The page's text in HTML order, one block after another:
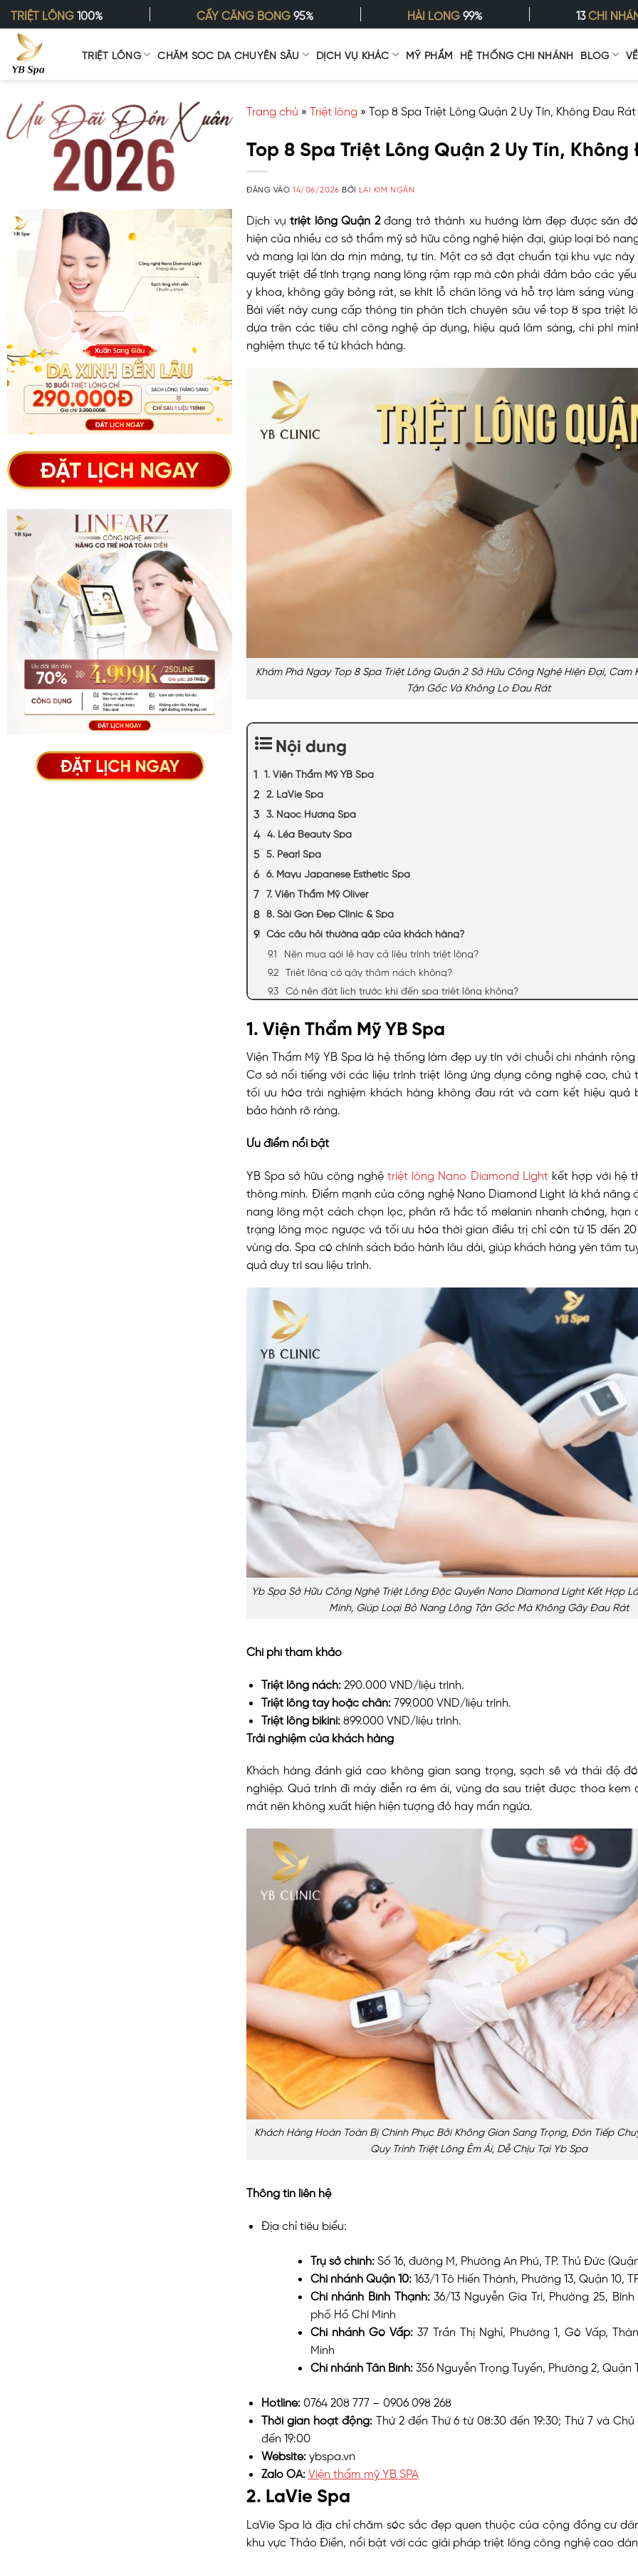
dung
TRIỆT LÔNG 100% CẤY CĂNG BÓNG 95% HÀI LÒNG99% 13CHI
TRIỆT LÔNG CHĂM SÓC DA CHUYÊN SÂU DỊCH VỤ KHÁC MỸ PHẨM HỆ THỐNG CHI NHÁNH BLOG
Trang chủ » Triệt lông » Top 8 Spa Triệt Lông Quận 2 Uy Tín, Không Đau Rát
Top 8 Spa Triệt Lông Quận 2 Uy Tín,
ĐĂNG VÀO14/06/2026 BỞI LAI KIM NGÂN
Dịch vụ triệt lông Quận 2đang trở thành xu hướng làm đẹp được săn
hiện của nhiều cơ sở thẩm mỹ sở hữu công nghệ hiện đại, giúp loại bỏ
và mang lại làn da mịn màng, tự tin. Một cơ sở đạt chuẩn tại khu vực này
quyết triệt để tình trạng nang lông rậm rạp mà còn phải đảm bảo các
y khoa, không gây bỏng rát, se khít lỗ chân lông và hỗ trợ làm sáng vùng
Bài viết này cung cấp thông tin phân tích chuyên sâu về top 8 spa triệt
dựa trên các tiêu chí công nghệ áp dụng, hiệu quả lâm sàng, chi phí
nghiệm thực tế từ khách hàng.
Khám Phá Ngay Top 8 Spa Triệt Lông Quận 2 Sở Hữu Công Nghệ Hiện Đại, Cam
Tận Gốc Và Không Lo Đau Rát
Nội dung
1. Viện Thẩm Mỹ YB Spa
2. LaVie Spa
3. Ngọc Hương Spa
4. Léa Beauty Spa
5. Pearl Spa
6. Mayu Japanese Esthetic Spa
7. Viện Thẩm Mỹ Oliver
8. Sài Gòn Đẹp Clinic & Spa
Các câu hỏi thường gặp của khách hàng?
Nên mua gói lẻ hay cả liệu trình triệt lông?
Triệt lông có gây thâm nách không?
Có nên đặt lịch trước khi đến spa triệt lông không?
1. Viện Thẩm Mỹ YB Spa
Viện Thẩm Mỹ YB Spa là hệ thống làm đẹp uy tín với chuỗi chi nhánh rộng
Cơ sở nổi tiếng với các liệu trình triệt lông ứng dụng công nghệ cao, chú
tối ưu hóa trải nghiệm khách hàng không đau rát và cam kết hiệu quả
bảo hành rõ ràng.
Ưu điểm nổi bật
YB Spa sở hữu công nghệtriệt lông Nano Diamond Lightkết hợp với hệ
thông minh. Điểm mạnh của công nghệ Nano Diamond Light là khả năng
nang lông một cách chọn lọc, phân rã hắc tố melanin nhanh chóng, hạn
trạng lông mọc ngược và tối ưu hóa thời gian điều trị chỉ còn từ 15 đến
vùng da. Spa có chính sách bảo hành lâu dài, giúp khách hàng yên tâm
quả duy trì sau liệu trình.
Yb Spa Sở Hữu Công Nghệ Triệt Lông Độc Quyền Nano Diamond Light Kết Hợp
Minh, Giúp Loại Bỏ Nang Lông Tận Gốc Mà Không Gây Đau Rát
Chi phí tham khảo
Triệt lông nách: 290.000 VND/liệu trình.
Triệt lông tay hoặc chân: 799.000 VND/liệu trình.
Triệt lông bikini: 899.000 VND/liệu trình.
Trải nghiệm của khách hàng
Khách hàng đánh giá cao không gian sang trọng, sạch sẽ và thái độ
nghiệp. Quá trình đi máy diễn ra êm ái, vùng da sau triệt được thoa kem
mát nên không xuất hiện hiện tượng đỏ hay mẩn ngứa.
Khách Hàng Hoàn Toàn Bị Chinh Phục Bởi Không Gian Sang Trọng, Đón Tiếp
Quy Trình Triệt Lông Êm Ái, Dễ Chịu Tại Yb Spa
Thông tin liên hệ
Địa chỉ tiêu biểu:
Trụ sở chính: Số 16, đường M, Phường An Phú, TP. Thủ Đức
Chi nhánh Quận 10:163/1 Tô Hiến Thành, Phường 13, Quận 10,
Chi nhánh Bình Thạnh:36/13 Nguyễn Gia Trí, Phường 25, Bình
phố Hồ Chí Minh
Chi nhánh Gò Vấp:37 Trần Thị Nghỉ, Phường 1, Gò Vấp,
Minh
Chi nhánh Tân Bình: 356 Nguyễn Trọng Tuyển, Phường 2, Quận
Hotline: 0764 208 777 – 0906 098 268
Thời gian hoạt động:Thứ 2 đến Thứ 6 từ 08:30 đến 19:30; Thứ 7 và
đến 19:00
Website:ybspa.vn
Zalo OA: Viện thẩm mỹ YB SPA
2. LaVie Spa
LaVie Spa là địa chỉ chăm sóc sắc đẹp quen thuộc của cộng đồng cư
khu vực Thảo Điền, nổi bật với các giải pháp triệt lông công nghệ cao